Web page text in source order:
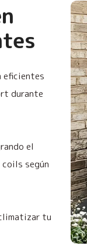
eficientes
durante
el
según
tu